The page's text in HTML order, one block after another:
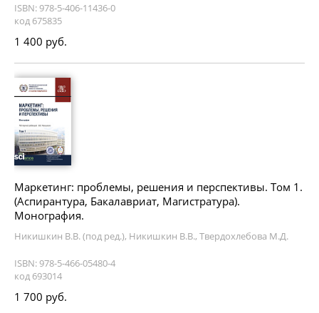
ISBN: 978-5-406-11436-0
код 675835
1 400 руб.
Маркетинг: проблемы, решения и перспективы. Том 1.
(Аспирантура, Бакалавриат, Магистратура).
Монография.
Никишкин В.В. (под ред.), Никишкин В.В., Твердохлебова М.Д.
ISBN: 978-5-466-05480-4
код 693014
1 700 руб.